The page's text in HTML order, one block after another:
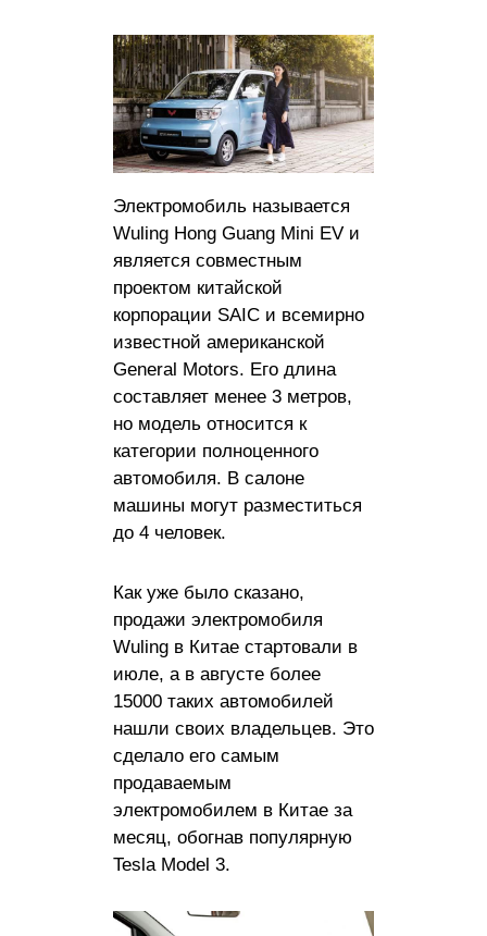
Электромобиль называется
Wuling Hong Guang Mini EV и
является совместным
проектом китайской
корпорации SAIC и всемирно
известной американской
General Motors. Его длина
составляет менее 3 метров,
но модель относится к
категории полноценного
автомобиля. В салоне
машины могут разместиться
до 4 человек.
Как уже было сказано,
продажи электромобиля
Wuling в Китае стартовали в
июле, а в августе более
15000 таких автомобилей
нашли своих владельцев. Это
сделало его самым
продаваемым
электромобилем в Китае за
месяц, обогнав популярную
Tesla Model 3.